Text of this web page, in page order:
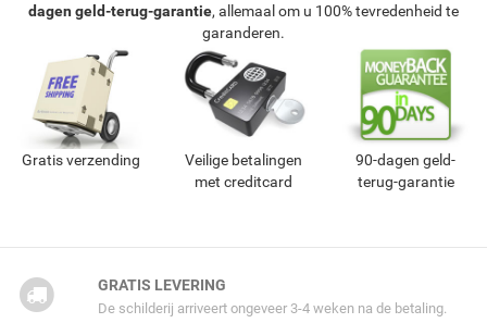
dagen geld-terug-garantie, allemaal om u 100% tevredenheid te
garanderen.
Gratis verzending
Veilige betalingen
met creditcard
90-dagen geld-
terug-garantie
GRATIS LEVERING
De schilderij arriveert ongeveer 3-4 weken na de betaling.